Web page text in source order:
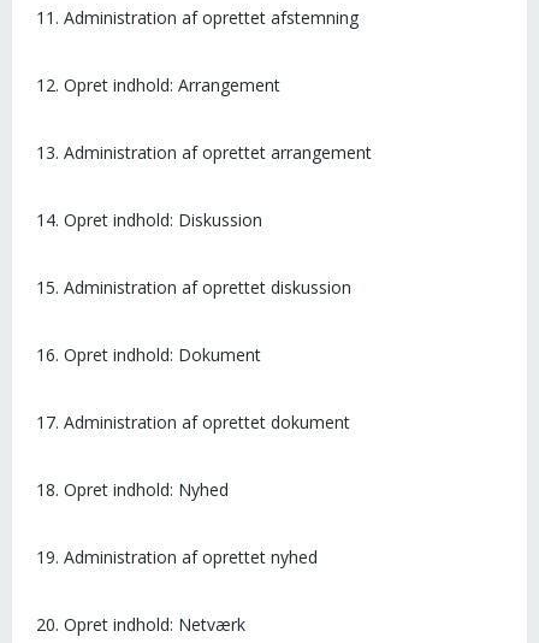
11. Administration af oprettet afstemning
12. Opret indhold: Arrangement
13. Administration af oprettet arrangement
14. Opret indhold: Diskussion
15. Administration af oprettet diskussion
16. Opret indhold: Dokument
17. Administration af oprettet dokument
18. Opret indhold: Nyhed
19. Administration af oprettet nyhed
20. Opret indhold: Netværk